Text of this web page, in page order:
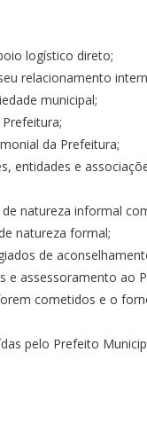
logístico direto;
relacionamento
municipal;
da Prefeitura;
entidades e
natureza informal
natureza formal;
de
e assessoramento ao
cometidos e o
pelo Prefeito